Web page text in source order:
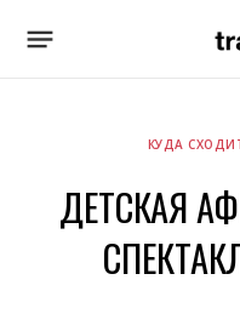
КУДА
ДЕТСКАЯ